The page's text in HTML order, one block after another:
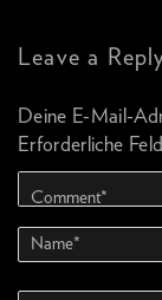
Leave a
Deine E-Mail-
Erforderliche